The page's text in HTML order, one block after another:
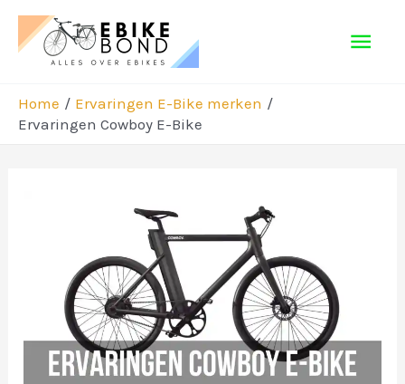
naar
Home
Ervaringen E-Bike merken
Ervaringen Cowboy E-Bike